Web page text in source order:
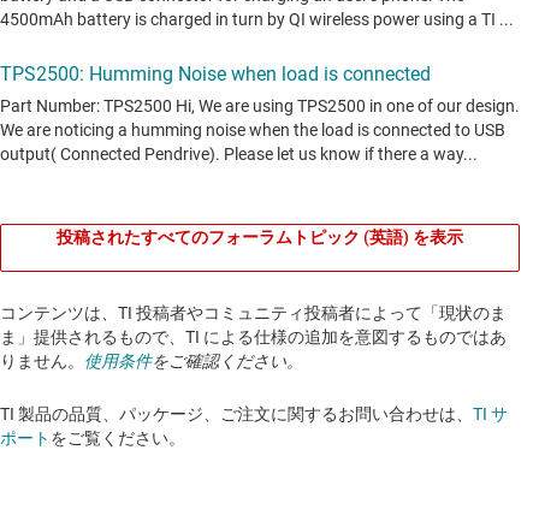
投稿されたすべてのフォーラムトピック (英語) を表示
コンテンツは、TI 投稿者やコミュニティ投稿者によって「現状のま
ま」提供されるもので、TI による仕様の追加を意図するものではあ
りません。 使用条件をご確認ください。
TI 製品の品質、パッケージ、ご注文に関するお問い合わせは、 TI サ
ポート をご覧ください。​​​​​​​​​​​​​​